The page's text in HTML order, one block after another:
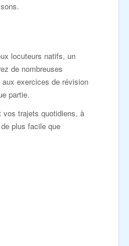
locuteurs natifs, un
de nombreuses
exercices de révision
partie.
vos trajets quotidiens, à
plus facile que